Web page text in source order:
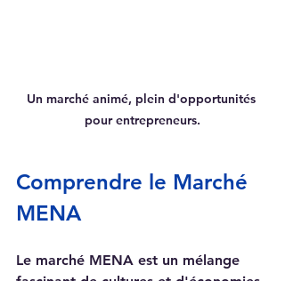
Un marché animé, plein d'opportunités
pour entrepreneurs.
Comprendre le Marché
MENA
Le marché MENA est un mélange